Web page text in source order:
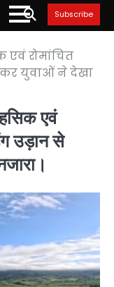
Subscribe
एवं रोमांचित
युवाओं ने देखा
एवं
उड़ान से